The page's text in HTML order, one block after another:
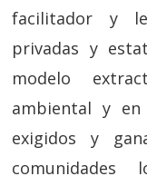
facilitador y
privadas y
modelo
ambiental y
exigidos y